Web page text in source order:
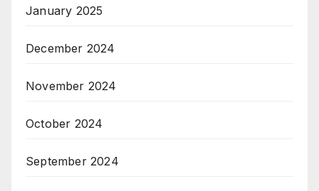
January 2025
December 2024
November 2024
October 2024
September 2024